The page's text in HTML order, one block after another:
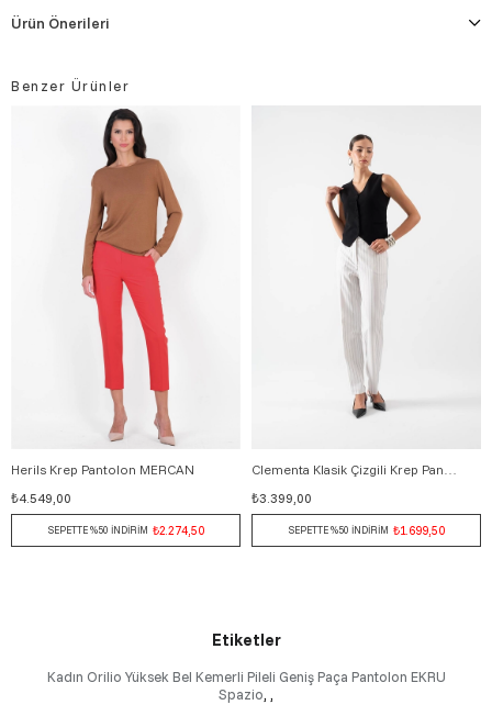
Ürün Önerileri
Benzer Ürünler
36 38 40 42 44
Herils Krep Pantolon MERCAN
₺4.549,00
SEPETTE %50 İNDİRİM ₺2.274,50
38 40 42 44 46Clementa Klasik Çizgili Krep Pantolon BEYAZ
₺3.399,00
SEPETTE %50 İNDİRİM ₺1.699,50
Etiketler
Kadın Orilio Yüksek Bel Kemerli Pileli Geniş Paça Pantolon EKRU
Spazio, ,